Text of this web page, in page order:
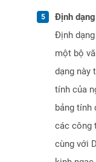
Định
Định
một bộ
dạng này
tính của
bảng tính
các công
cùng với